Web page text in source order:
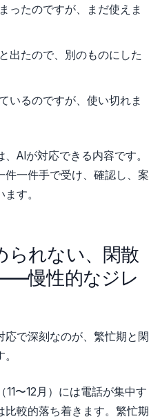
ったのですが、まだ使えま
出たので、別のものにした
いるのですが、使い切れま
AIが対応できる内容です。
件一件手で受け、確認し、案
す。
られない、閑散
慢性的なジレ
応で深刻なのが、繁忙期と閑
〜12月）には電話が集中す
比較的落ち着きます。繁忙期